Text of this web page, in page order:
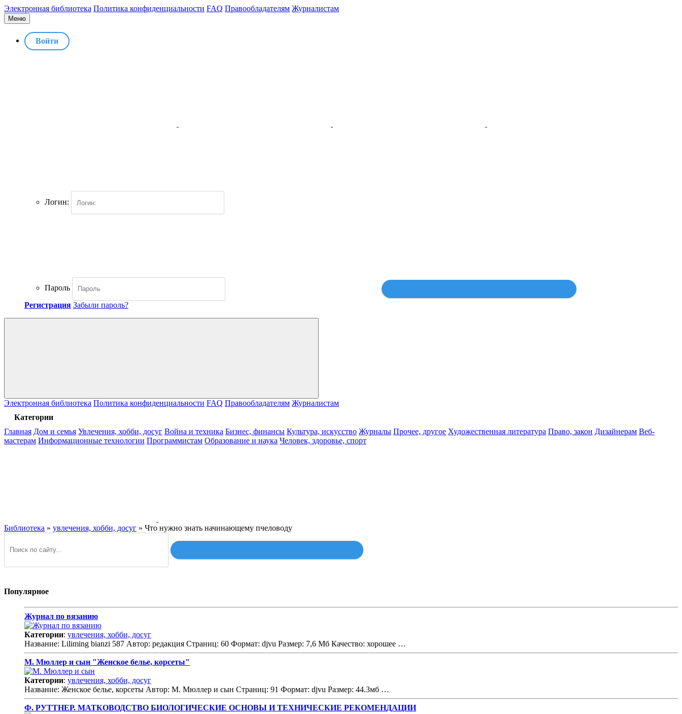
Электронная библиотека Политика конфиденциальности FAQ Правообладателям Журналистам
Меню
Войти
Логин:
Пароль
Регистрация Забыли пароль?
Электронная библиотека Политика конфиденциальности FAQ Правообладателям Журналистам
Категории
Главная Дом и семья Увлечения, хобби, досуг Война и техника Бизнес, финансы Культура, искусство Журналы Прочее, другое Художественная литература Право, закон Дизайнерам Веб-
мастерам Информационные технологии Программистам Образование и наука Человек, здоровье, спорт
Библиотека » увлечения, хобби, досуг » Что нужно знать начинающему пчеловоду
Популярное
Журнал по вязанию
Категории: увлечения, хобби, досуг
Название: Liliming bianzi 587 Автор: редакция Страниц: 60 Формат: djvu Размер: 7,6 Мб Качество: хорошее …
М. Мюллер и сын "Женское белье, корсеты"
Категории: увлечения, хобби, досуг
Название: Женское белье, корсеты Автор: М. Мюллер и сын Страниц: 91 Формат: djvu Размер: 44.3мб …
Ф. РУТТНЕР. МАТКОВОДСТВО БИОЛОГИЧЕСКИЕ ОСНОВЫ И ТЕХНИЧЕСКИЕ РЕКОМЕНДАЦИИ